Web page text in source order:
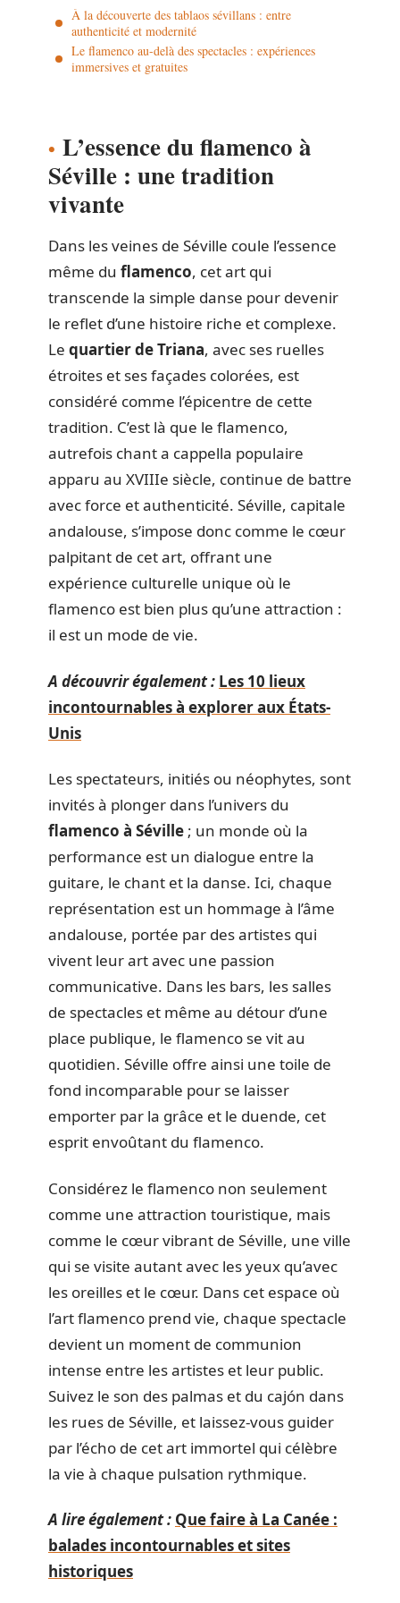
À la découverte des tablaos sévillans : entre
authenticité et modernité
Le flamenco au-delà des spectacles : expériences
immersives et gratuites
L’essence du flamenco à
Séville : une tradition
vivante
Dans les veines de Séville coule l’essence
même du flamenco, cet art qui
transcende la simple danse pour devenir
le reflet d’une histoire riche et complexe.
Le quartier de Triana, avec ses ruelles
étroites et ses façades colorées, est
considéré comme l’épicentre de cette
tradition. C’est là que le flamenco,
autrefois chant a cappella populaire
apparu au XVIIIe siècle, continue de battre
avec force et authenticité. Séville, capitale
andalouse, s’impose donc comme le cœur
palpitant de cet art, offrant une
expérience culturelle unique où le
flamenco est bien plus qu’une attraction :
il est un mode de vie.
A découvrir également : Les 10 lieux
incontournables à explorer aux États-
Unis
Les spectateurs, initiés ou néophytes, sont
invités à plonger dans l’univers du
flamenco à Séville ; un monde où la
performance est un dialogue entre la
guitare, le chant et la danse. Ici, chaque
représentation est un hommage à l’âme
andalouse, portée par des artistes qui
vivent leur art avec une passion
communicative. Dans les bars, les salles
de spectacles et même au détour d’une
place publique, le flamenco se vit au
quotidien. Séville offre ainsi une toile de
fond incomparable pour se laisser
emporter par la grâce et le duende, cet
esprit envoûtant du flamenco.
Considérez le flamenco non seulement
comme une attraction touristique, mais
comme le cœur vibrant de Séville, une ville
qui se visite autant avec les yeux qu’avec
les oreilles et le cœur. Dans cet espace où
l’art flamenco prend vie, chaque spectacle
devient un moment de communion
intense entre les artistes et leur public.
Suivez le son des palmas et du cajón dans
les rues de Séville, et laissez-vous guider
par l’écho de cet art immortel qui célèbre
la vie à chaque pulsation rythmique.
A lire également : Que faire à La Canée :
balades incontournables et sites
historiques